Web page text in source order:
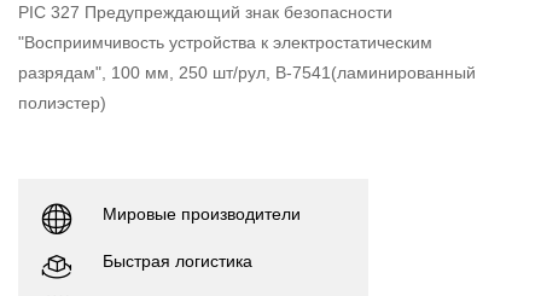
PIC 327 Предупреждающий знак безопасности
"Восприимчивость устройства к электростатическим
разрядам", 100 мм, 250 шт/рул, B-7541(ламинированный
полиэстер)
Мировые производители
Быстрая логистика